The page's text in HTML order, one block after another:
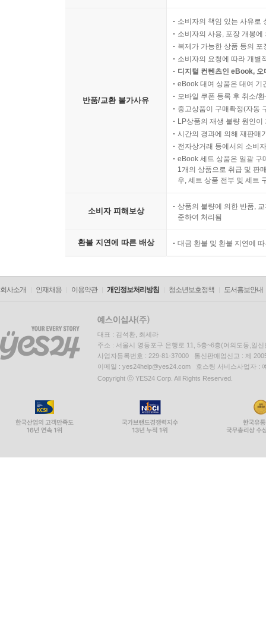
반품/교환 불가사유
소비자의 책임 있는 사유로
소비자의 사용, 포장 개봉
복제가 가능한 상품 등의
소비자의 요청에 따라 개별
디지털 컨텐츠인 eBook,
eBook 대여 상품은 대여 기
모바일 쿠폰 등록 후 취소/
중고상품이 구매확정(자동
LP상품의 재생 불량 원인
시간의 경과에 의해 재판매
전자상거래 등에서의 소비
eBook 세트 상품은 일괄 구
1개의 상품으로 취급 및 판
우, 세트 상품 전부 및 세트
소비자 피해보상
상품의 불량에 의한 반품,
준하여 처리됨
환불 지연에 따른 배상 대금 환불 및 환불 지연에
회사소개 인재채용 이용약관 개인정보처리방침 청소년보호정책 도서홍보안내
대표 : 김석환, 최세라
주소 : 서울시 영등포구 은행로 11, 5층~6층(여의도동,일신
사업자등록번호 : 229-81-37000 통신판매업신고 : 제
이메일 : yes24help@yes24.com 호스팅 서비스사업자 :
Copyright ⓒ YES24 Corp. All Rights Reserved.